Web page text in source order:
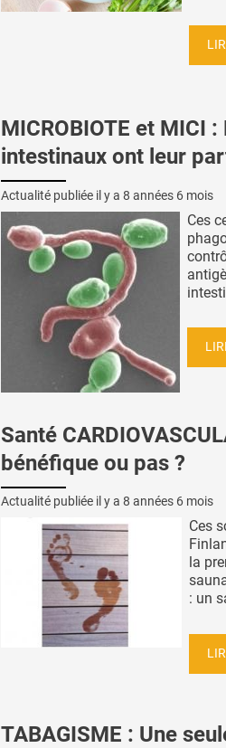
MICROBIOTE et MICI
intestinaux ont leur
Actualité publiée il y a 8 années 6 mois
Ces
Santé
bénéfique ou pas ?
Actualité publiée il y a 8 années 6 mois
Ces
la
: un
TABAGISME : Une